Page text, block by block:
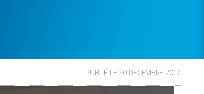
PUBLIÉ LE 20 DÉCEMBRE 2017